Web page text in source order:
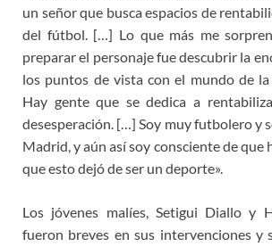
un señor que busca espacios de
del fútbol. […] Lo que más me
preparar el personaje fue descubrir la
los puntos de vista con el mundo de
Hay gente que se dedica a
desesperación. […] Soy muy futbolero y
Madrid, y aún así soy consciente de que
que esto dejó de ser un deporte».
Los jóvenes malíes, Setigui Diallo y
fueron breves en sus intervenciones y